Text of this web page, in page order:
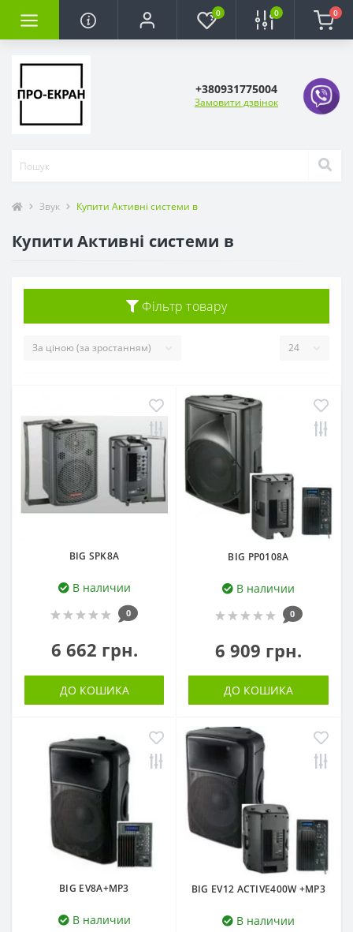
0 0 0
+380931775004
Замовити дзвінок
Звук Купити Активні системи в
Купити Активні системи в
Фільтр товару
BIG SPK8A
В наличии
0
6 662 грн.
ДО КОШИКА
BIG PP0108A
В наличии
0
6 909 грн.
ДО КОШИКА
BIG EV8A+MP3
В наличии
BIG EV12 ACTIVE400W +MP3
В наличии